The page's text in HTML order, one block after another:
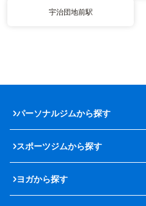
宇治団地前駅
パーソナルジムから探す
スポーツジムから探す
ヨガから探す